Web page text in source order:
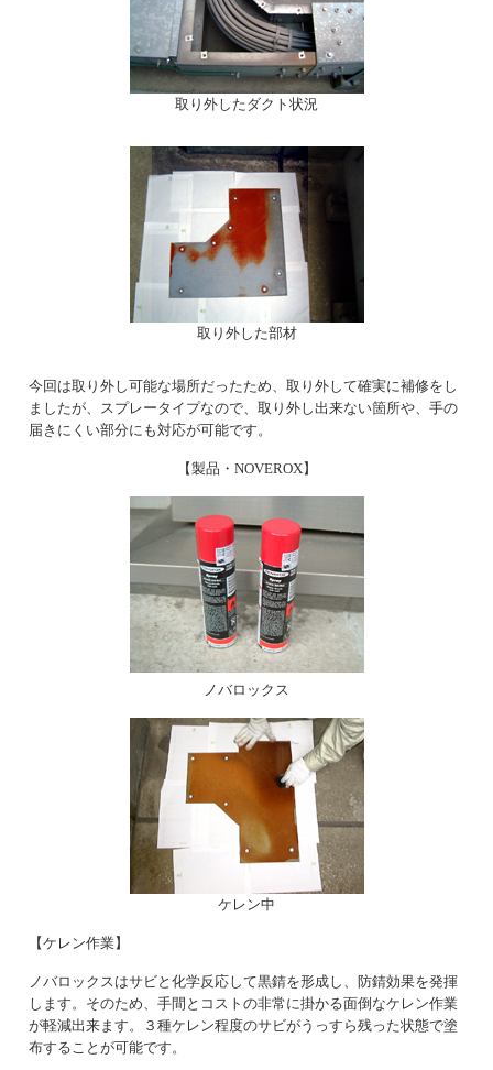
取り外したダクト状況
取り外した部材
今回は取り外し可能な場所だったため、取り外して確実に補修をし
ましたが、スプレータイプなので、取り外し出来ない箇所や、手の
届きにくい部分にも対応が可能です。
【製品・NOVEROX】
ノバロックス
ケレン中
【ケレン作業】
ノバロックスはサビと化学反応して黒錆を形成し、防錆効果を発揮
します。そのため、手間とコストの非常に掛かる面倒なケレン作業
が軽減出来ます。３種ケレン程度のサビがうっすら残った状態で塗
布することが可能です。